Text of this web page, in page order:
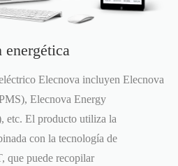
energética
Elecnova incluyen Elecnova
Elecnova Energy
etc. El producto utiliza la
con la tecnología de
que puede recopilar